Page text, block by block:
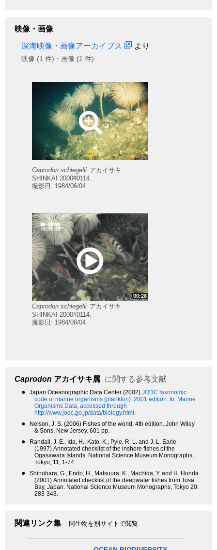
映像・画像
深海映像・画像アーカイブス より
映像 (1 件)・画像 (1 件)
Caprodon schlegelii アカイサキ
SHINKAI 2000#0114.
撮影日: 1984/06/04
00:28
Caprodon schlegelii アカイサキ
SHINKAI 2000#0114.
撮影日: 1984/06/04
Caprodon アカイサキ属 に関する参考文献
● Japan Oceanographic Data Center (2002) JODC taxonomic
code of marine organisms (plankton). 2001 edition. In: Marine
Organisms Data, accessed through
http://www.jodc.go.jp/data/biology.html.
●
Nelson, J. S. (2006) Fishes of the world, 4th edition. John Wiley
& Sons, New Jersey. 601 pp.
●
Randall, J. E., Ida, H., Kato, K., Pyle, R. L. and J. L. Earle
(1997) Annotated checklist of the inshore fishes of the
Ogasawara Islands. National Science Museum Monographs,
Tokyo, 11, 1-74.
●
Shinohara, G., Endo, H., Matsuura, K., Machida, Y. and H. Honda
(2001) Annotated checklist of the deepwater fishes from Tosa
Bay, Japan. National Science Museum Monographs, Tokyo 20:
283-343.
関連リンク集 同生物を別サイトで閲覧